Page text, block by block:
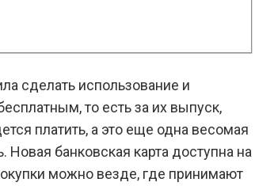
сделать использование и
то есть за их выпуск,
платить, а это еще одна весомая
Новая банковская карта доступна на
можно везде, где принимают